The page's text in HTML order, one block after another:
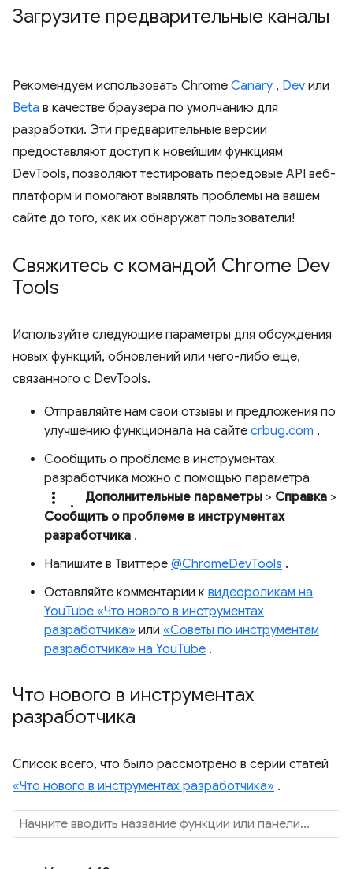
Загрузите предварительные каналы
Рекомендуем использовать Chrome Canary , Dev или
Beta в качестве браузера по умолчанию для
разработки. Эти предварительные версии
предоставляют доступ к новейшим функциям
DevTools, позволяют тестировать передовые API веб-
платформ и помогают выявлять проблемы на вашем
сайте до того, как их обнаружат пользователи!
Свяжитесь с командой Chrome Dev
Tools
Используйте следующие параметры для обсуждения
новых функций, обновлений или чего-либо еще,
связанного с DevTools.
Отправляйте нам свои отзывы и предложения по
улучшению функционала на сайте crbug.com .
Сообщить о проблеме в инструментах
разработчика можно с помощью параметра
more_vert. Дополнительные параметры > Справка >
Сообщить о проблеме в инструментах
разработчика .
Напишите в Твиттере @ChromeDevTools .
Оставляйте комментарии к видеороликам на
YouTube «Что нового в инструментах
разработчика» или «Советы по инструментам
разработчика» на YouTube .
Что нового в инструментах
разработчика
Список всего, что было рассмотрено в серии статей
«Что нового в инструментах разработчика» .